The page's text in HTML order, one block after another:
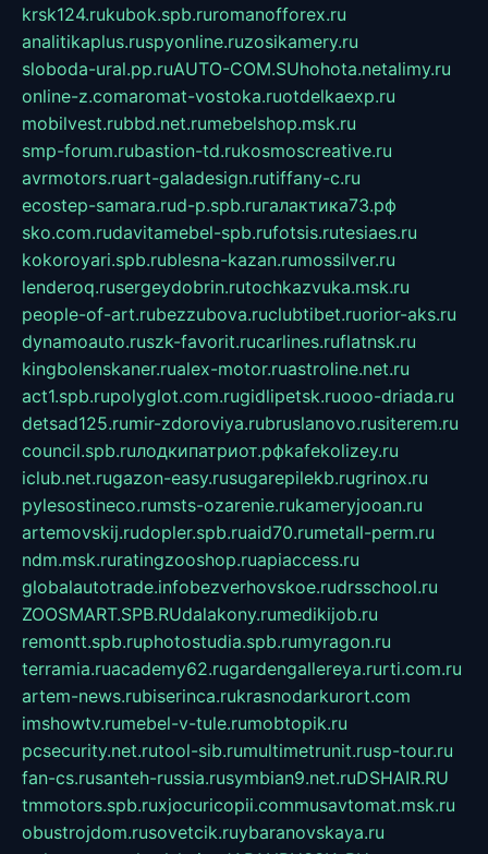
krsk124.rukubok.spb.ruromanofforex.ru
analitikaplus.ruspyonline.ruzosikamery.ru
sloboda-ural.pp.ruAUTO-COM.SUhohota.netalimy.ru
online-z.comaromat-vostoka.ruotdelkaexp.ru
mobilvest.rubbd.net.rumebelshop.msk.ru
smp-forum.rubastion-td.rukosmoscreative.ru
avrmotors.ruart-galadesign.rutiffany-c.ru
ecostep-samara.rud-p.spb.ruгалактика73.рф
sko.com.rudavitamebel-spb.rufotsis.rutesiaes.ru
kokoroyari.spb.rublesna-kazan.rumossilver.ru
lenderoq.rusergeydobrin.rutochkazvuka.msk.ru
people-of-art.rubezzubova.ruclubtibet.ruorior-aks.ru
dynamoauto.ruszk-favorit.rucarlines.ruflatnsk.ru
kingbolenskaner.rualex-motor.ruastroline.net.ru
act1.spb.rupolyglot.com.rugidlipetsk.ruooo-driada.ru
detsad125.rumir-zdoroviya.rubruslanovo.rusiterem.ru
council.spb.ruлодкипатриот.рфkafekolizey.ru
iclub.net.rugazon-easy.rusugarepilekb.rugrinox.ru
pylesostineco.rumsts-ozarenie.rukameryjooan.ru
artemovskij.rudopler.spb.ruaid70.rumetall-perm.ru
ndm.msk.ruratingzooshop.ruapiaccess.ru
globalautotrade.infobezverhovskoe.rudrsschool.ru
ZOOSMART.SPB.RUdalakony.rumedikijob.ru
remontt.spb.ruphotostudia.spb.rumyragon.ru
terramia.ruacademy62.rugardengallereya.rurti.com.ru
artem-news.rubiserinca.rukrasnodarkurort.com
imshowtv.rumebel-v-tule.rumobtopik.ru
pcsecurity.net.rutool-sib.rumultimetrunit.rusp-tour.ru
fan-cs.rusanteh-russia.rusymbian9.net.ruDSHAIR.RU
tmmotors.spb.ruxjocuricopii.commusavtomat.msk.ru
obustrojdom.rusovetcik.ruybaranovskaya.ru